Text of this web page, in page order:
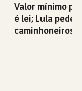
Valor mínimo
é lei; Lula pede
caminhoneiros